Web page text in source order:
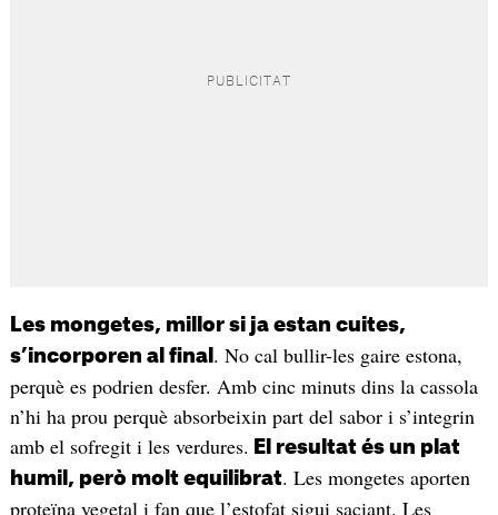
Les mongetes, millor si ja estan cuites,
s’incorporen al final . No cal bullir-les gaire estona,
perquè es podrien desfer. Amb cinc minuts dins la cassola
n’hi ha prou perquè absorbeixin part del sabor i s’integrin
amb el sofregit i les verdures. El resultat és un plat
humil, però molt equilibrat. Les mongetes aporten
proteïna vegetal i fan que l’estofat sigui saciant. Les